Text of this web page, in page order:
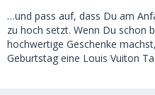
Oder noch problematischer
Betrag gehst, was ich sehr
da ich es angenehm finde
einmal weniger, das kann ja
…und pass auf, dass Du am
zu hoch setzt. Wenn Du schon
hochwertige Geschenke
Geburtstag eine Louis Vuiton